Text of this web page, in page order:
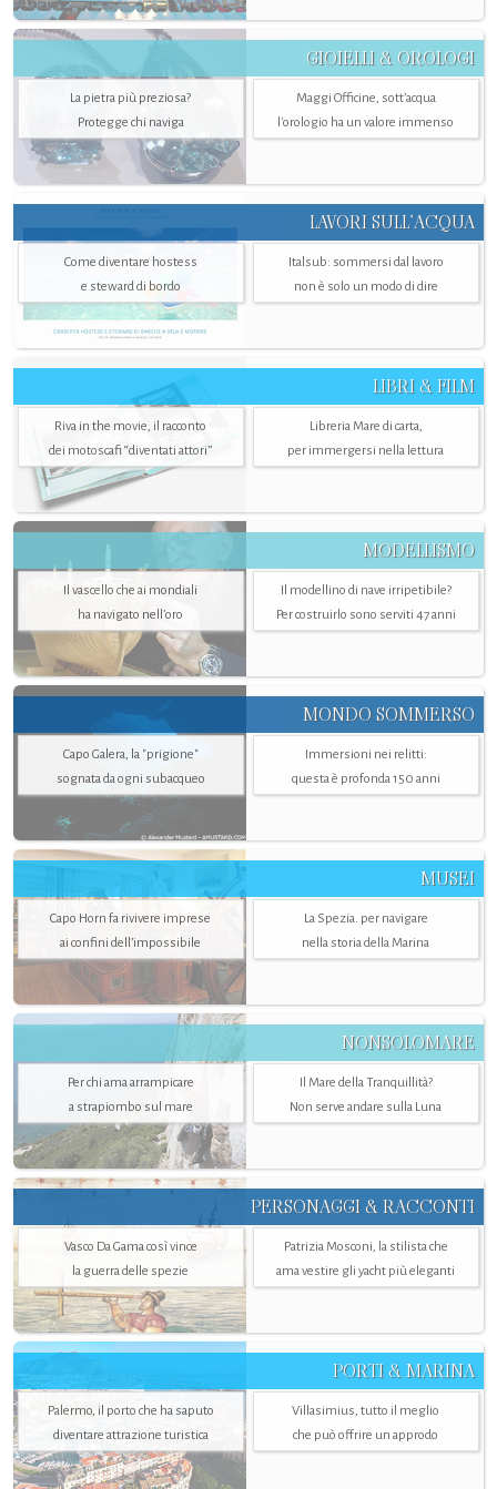
GIOIELLI & OROLOGI
La pietra più preziosa?
Protegge chi naviga
Maggi Officine, sott’acqua
l'orologio ha un valore immenso
LAVORI SULL’ACQUA
Come diventare hostess
e steward di bordo
Italsub: sommersi dal lavoro
non è solo un modo di dire
LIBRI & FILM
Riva in the movie, il racconto
dei motoscafi “diventati attori”
Libreria Mare di carta,
per immergersi nella lettura
MODELLISMO
Il vascello che ai mondiali
ha navigato nell’oro
Il modellino di nave irripetibile?
Per costruirlo sono serviti 47 anni
MONDO SOMMERSO
Capo Galera, la "prigione"
sognata da ogni subacqueo
Immersioni nei relitti:
questa è profonda 150 anni
MUSEI
Capo Horn fa rivivere imprese
ai confini dell’impossibile
La Spezia. per navigare
nella storia della Marina
NONSOLOMARE
Per chi ama arrampicare
a strapiombo sul mare
Il Mare della Tranquillità?
Non serve andare sulla Luna
PERSONAGGI & RACCONTI
Vasco Da Gama così vince
la guerra delle spezie
Patrizia Mosconi, la stilista che
ama vestire gli yacht più eleganti
PORTI & MARINA
Palermo, il porto che ha saputo
diventare attrazione turistica
Villasimius, tutto il meglio
che può offrire un approdo